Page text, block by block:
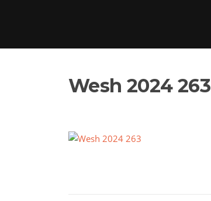
Wesh 2024 263